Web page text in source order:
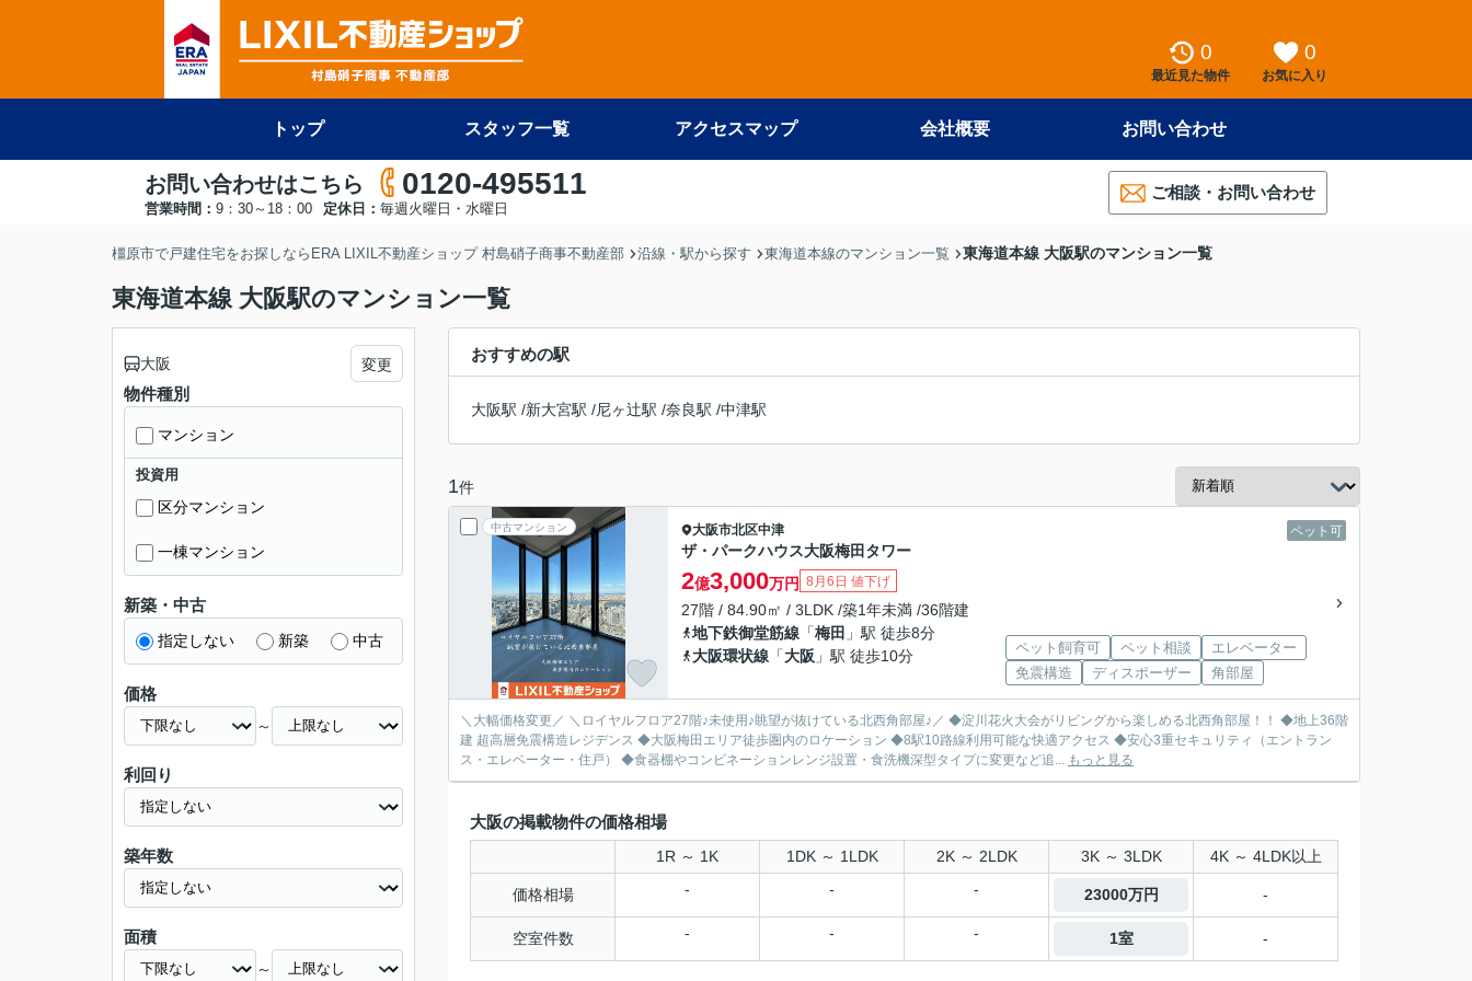
0
最近見た物件
0
お気に入り
トップ スタッフ一覧 アクセスマップ 会社概要 お問い合わせ
お問い合わせはこちら 0120-495511
営業時間： 9：30～18：00 定休日： 毎週火曜日・水曜日
ご相談・お問い合わせ
橿原市で戸建住宅をお探しならERA LIXIL不動産ショップ 村島硝子商事不動産部 沿線・駅から探す 東海道本線のマンション一覧 東海道本線 大阪駅のマンション一覧
東海道本線 大阪駅のマンション一覧
おすすめの駅
大阪駅 /新大宮駅 /尼ヶ辻駅 /奈良駅 /中津駅
1件
中古マンション ペット可
大阪市北区中津
ザ・パークハウス大阪梅田タワー
2億3,000万円 8月6日 値下げ
27階 / 84.90㎡ / 3LDK /築1年未満 /36階建
地下鉄御堂筋線 「梅田 」駅 徒歩8分
大阪環状線 「大阪 」駅 徒歩10分 ペット飼育可 ペット相談
エレベーター
免震構造
ディスポーザー 角部屋
＼大幅価格変更／ ＼ロイヤルフロア27階♪未使用♪眺望が抜けている北西角部屋♪／ ◆淀川花火大会がリビングから楽しめる北西角部屋！！ ◆地上36階
建 超高層免震構造レジデンス ◆大阪梅田エリア徒歩圏内のロケーション ◆8駅10路線利用可能な快適アクセス ◆安心3重セキュリティ（エントラン
ス・エレベーター・住戸） ◆食器棚やコンビネーションレンジ設置・食洗機深型タイプに変更など追... もっと見る
大阪の掲載物件の価格相場
1R ～ 1K 1DK ～ 1LDK 2K ～ 2LDK 3K ～ 3LDK 4K ～ 4LDK以上
価格相場 - - - 23000万円 -
空室件数 - - - 1室 -
大阪 変更
物件種別
マンション
投資用
区分マンション
一棟マンション
新築・中古
指定しない 新築 中古
価格
～
利回り
築年数
面積
～